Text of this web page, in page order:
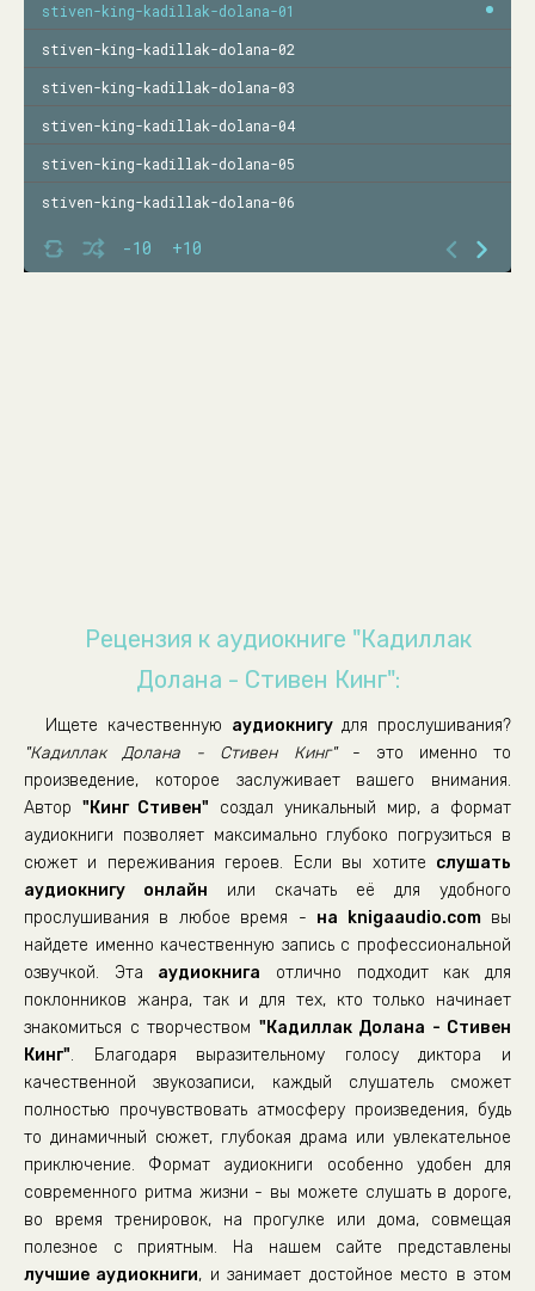
-10 +10
stiven-king-kadillak-dolana-01
stiven-king-kadillak-dolana-02
stiven-king-kadillak-dolana-03
stiven-king-kadillak-dolana-04
stiven-king-kadillak-dolana-05
stiven-king-kadillak-dolana-06
Рецензия к аудиокниге "Кадиллак
Долана - Стивен Кинг":
Ищете качественную аудиокнигудля прослушивания?
"Кадиллак Долана - Стивен Кинг"- это именно то
произведение, которое заслуживает вашего внимания.
Автор "Кинг Стивен" создал уникальный мир, а формат
аудиокниги позволяет максимально глубоко погрузиться в
сюжет и переживания героев. Если вы хотите слушать
аудиокнигу онлайн или скачать её для удобного
прослушивания в любое время - на knigaaudio.comвы
найдете именно качественную запись с профессиональной
озвучкой. Эта аудиокнига отлично подходит как для
поклонников жанра, так и для тех, кто только начинает
знакомиться с творчеством "Кадиллак Долана - Стивен
Кинг". Благодаря выразительному голосу диктора и
качественной звукозаписи, каждый слушатель сможет
полностью прочувствовать атмосферу произведения, будь
то динамичный сюжет, глубокая драма или увлекательное
приключение. Формат аудиокниги особенно удобен для
современного ритма жизни - вы можете слушать в дороге,
во время тренировок, на прогулке или дома, совмещая
полезное с приятным. На нашем сайте представлены
лучшие аудиокниги, и занимает достойное место в этом